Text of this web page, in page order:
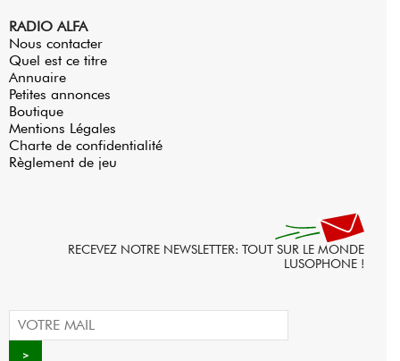
RADIO ALFA
Nous contacter
Quel est ce titre
Annuaire
Petites annonces
Boutique
Mentions Légales
Charte de confidentialité
Règlement de jeu
RECEVEZ NOTRE NEWSLETTER: TOUT SUR LE MONDE
LUSOPHONE !